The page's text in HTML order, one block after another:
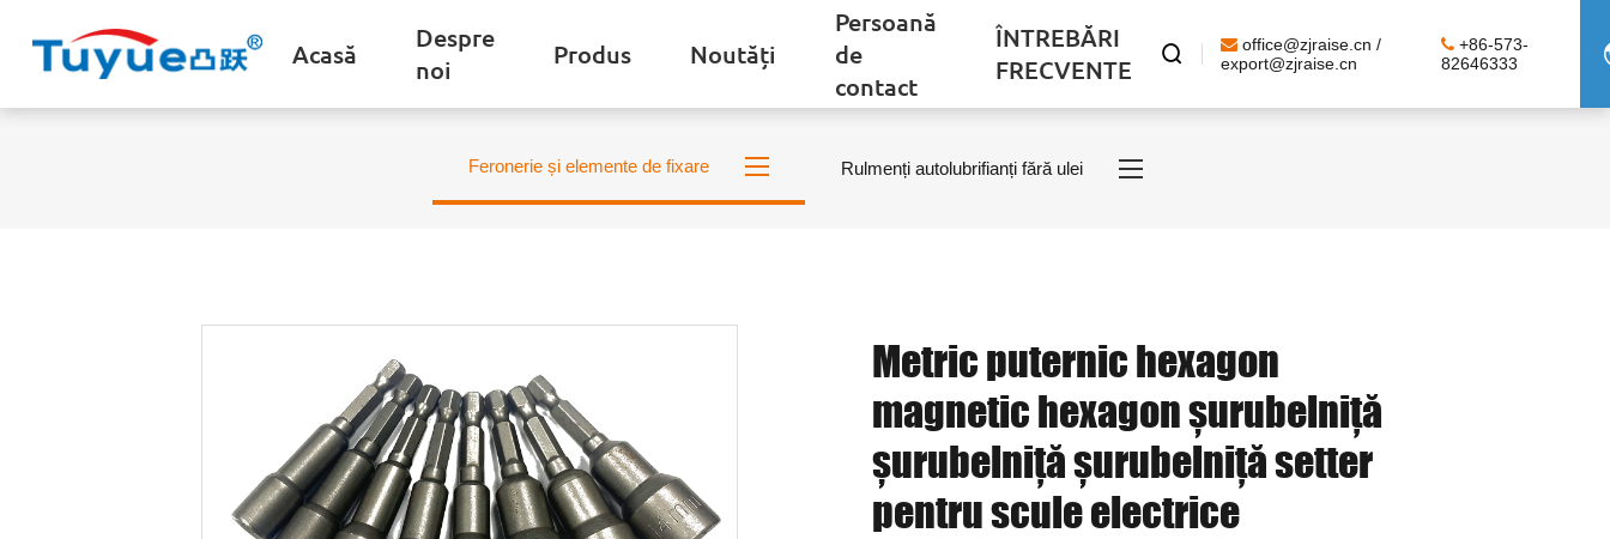
Acasă
Despre
noi
Produs Noutăți
Persoană
de
contact
ÎNTREBĂRI
FRECVENTE

office@zjraise.cn /
export@zjraise.cn
+86-573-
82646333
Feronerie și elemente de fixare Rulmenți autolubrifianți fără ulei
Metric puternic hexagon
magnetic hexagon șurubelniță
șurubelniță șurubelniță setter
pentru scule electrice